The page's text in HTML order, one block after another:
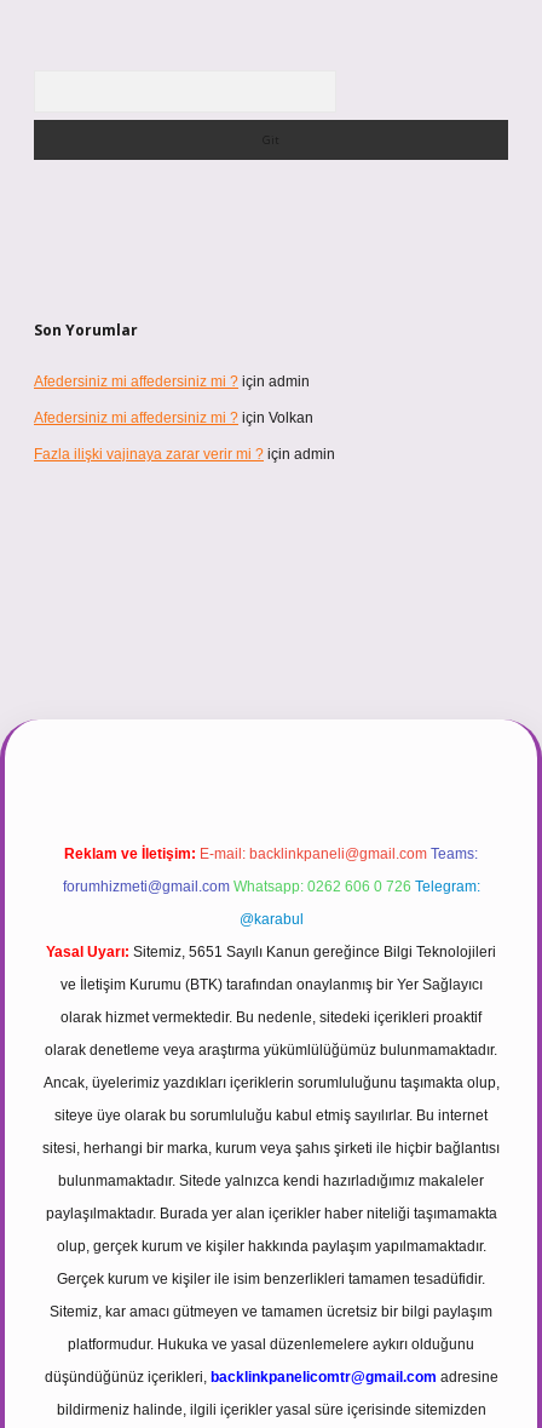
Son Yorumlar
Afedersiniz mi affedersiniz mi ? için admin
Afedersiniz mi affedersiniz mi ? için Volkan
Fazla ilişki vajinaya zarar verir mi ? için admin
Reklam ve İletişim: E-mail: backlinkpaneli@gmail.com Teams:
forumhizmeti@gmail.com Whatsapp: 0262 606 0 726 Telegram:
@karabul
Yasal Uyarı: Sitemiz, 5651 Sayılı Kanun gereğince Bilgi Teknolojileri
ve İletişim Kurumu (BTK) tarafından onaylanmış bir Yer Sağlayıcı
olarak hizmet vermektedir. Bu nedenle, sitedeki içerikleri proaktif
olarak denetleme veya araştırma yükümlülüğümüz bulunmamaktadır.
Ancak, üyelerimiz yazdıkları içeriklerin sorumluluğunu taşımakta olup,
siteye üye olarak bu sorumluluğu kabul etmiş sayılırlar. Bu internet
sitesi, herhangi bir marka, kurum veya şahıs şirketi ile hiçbir bağlantısı
bulunmamaktadır. Sitede yalnızca kendi hazırladığımız makaleler
paylaşılmaktadır. Burada yer alan içerikler haber niteliği taşımamakta
olup, gerçek kurum ve kişiler hakkında paylaşım yapılmamaktadır.
Gerçek kurum ve kişiler ile isim benzerlikleri tamamen tesadüfidir.
Sitemiz, kar amacı gütmeyen ve tamamen ücretsiz bir bilgi paylaşım
platformudur. Hukuka ve yasal düzenlemelere aykırı olduğunu
düşündüğünüz içerikleri, backlinkpanelicomtr@gmail.com adresine
bildirmeniz halinde, ilgili içerikler yasal süre içerisinde sitemizden